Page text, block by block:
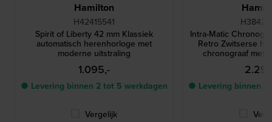
Hamilton
H42415541
Spirit of Liberty 42 mm Klassiek
automatisch herenhorloge met
moderne uitstraling
1.095,-
● Levering binnen 2 tot 5 werkdagen
Vergelijk
Intra-Matic
Retro Zwitserse
chronograaf met
● Levering binnen